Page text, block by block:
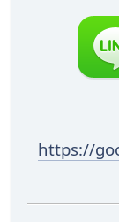
https://